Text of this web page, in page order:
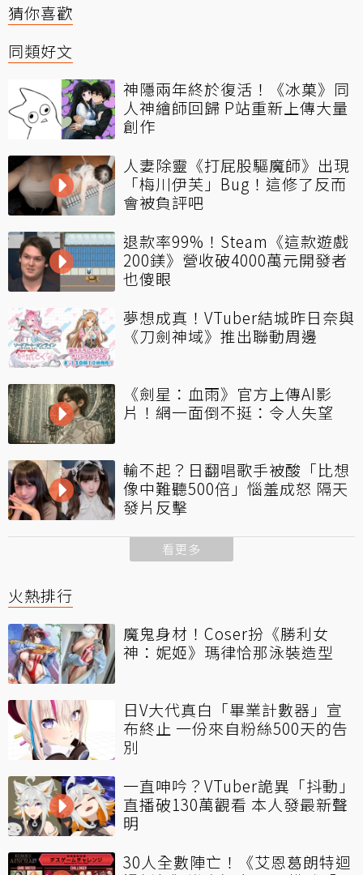
猜你喜歡
同類好文
神隱兩年終於復活！《冰菓》同
人神繪師回歸 P站重新上傳大量
創作
人妻除靈《打屁股驅魔師》出現
「梅川伊芙」Bug！這修了反而
會被負評吧
退款率99%！Steam《這款遊戲
200鎂》營收破4000萬元開發者
也傻眼
夢想成真！VTuber結城昨日奈與
《刀劍神域》推出聯動周邊
《劍星：血雨》官方上傳AI影
片！網一面倒不挺：令人失望
輸不起？日翻唱歌手被酸「比想
像中難聽500倍」惱羞成怒 隔天
發片反擊
看更多
火熱排行
魔鬼身材！Coser扮《勝利女
神：妮姬》瑪律恰那泳裝造型
日V大代真白「畢業計數器」宣
布終止 一份來自粉絲500天的告
別
一直呻吟？VTuber詭異「抖動」
直播破130萬觀看 本人發最新聲
明
30人全數陣亡！《艾恩葛朗特迴